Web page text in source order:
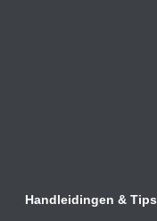
Handleidingen & Tips